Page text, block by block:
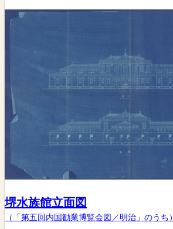
堺水族館立面図
（「第五回内国勧業博覧会図／明治」のうち）